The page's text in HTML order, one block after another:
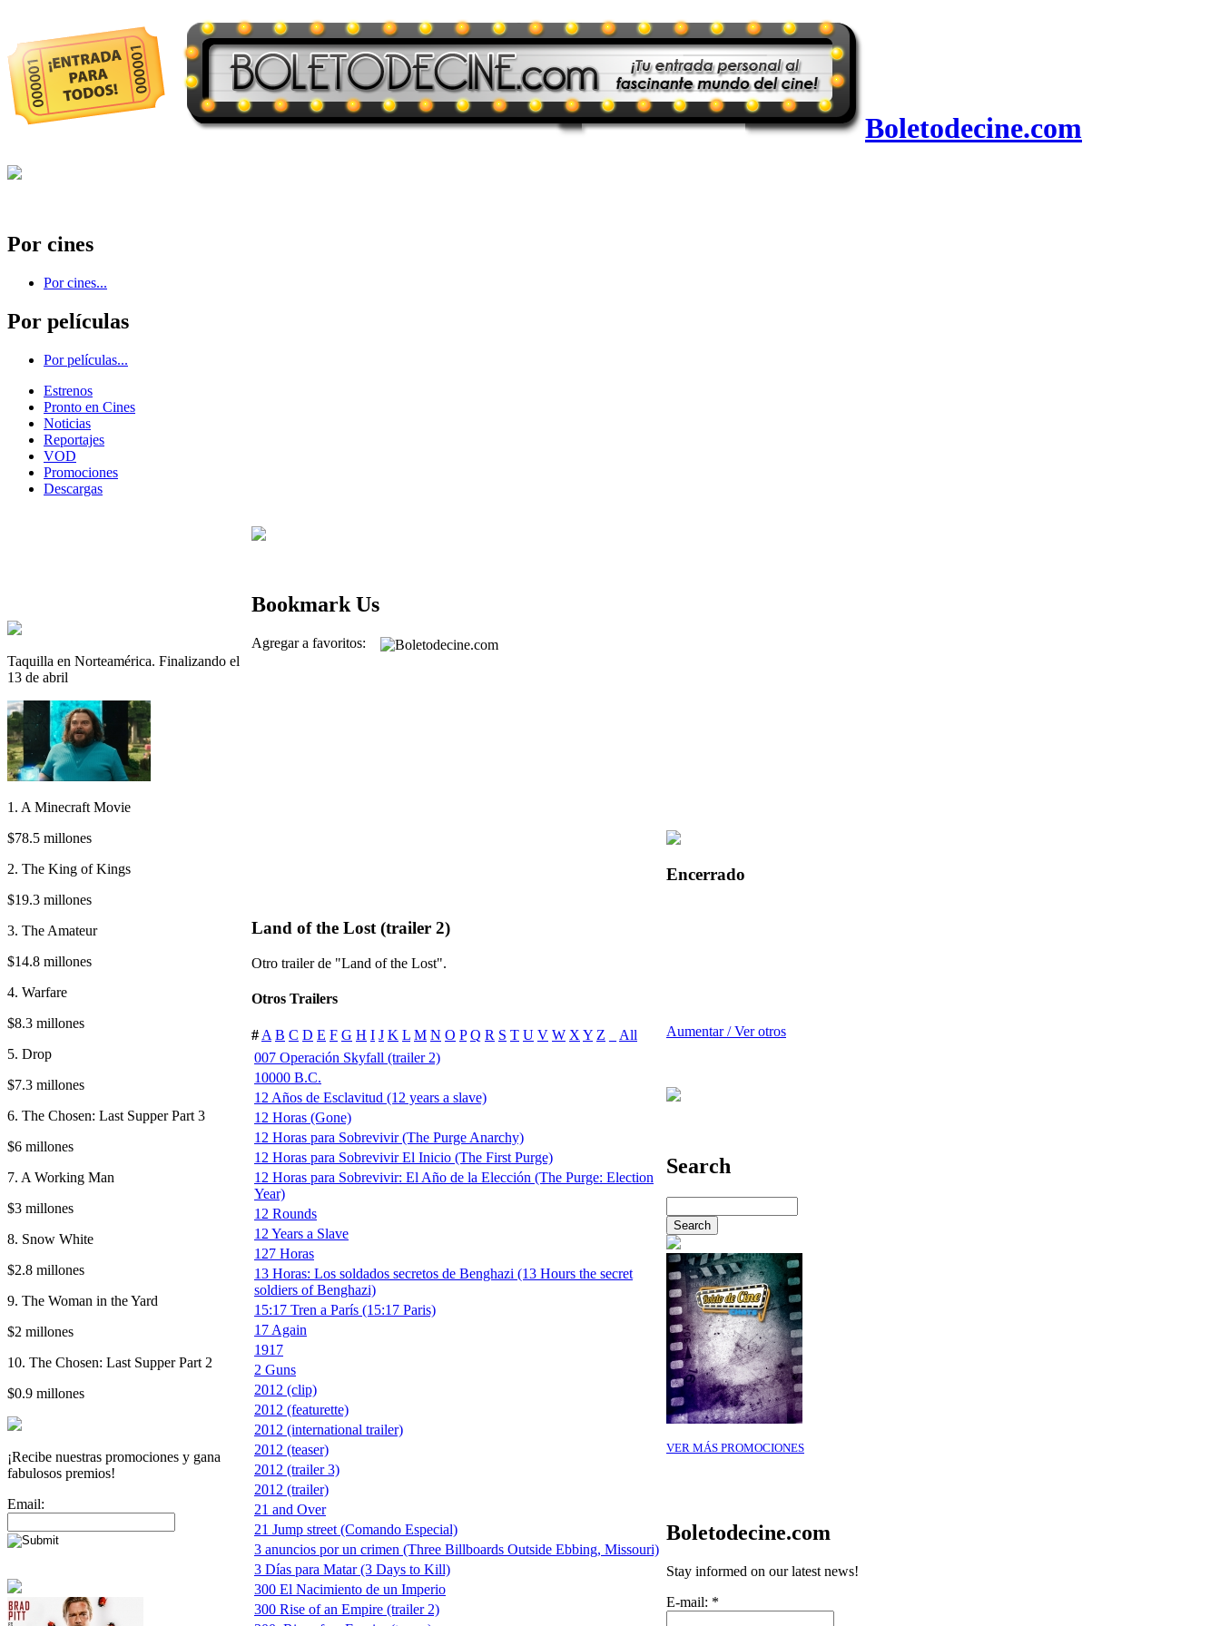
Boletodecine.com
Por cines
Por cines...
Por películas
Por películas...
Estrenos
Pronto en Cines
Noticias
Reportajes
VOD
Promociones
Descargas
Taquilla en Norteamérica. Finalizando el
13 de abril
1. A Minecraft Movie
$78.5 millones
2. The King of Kings
$19.3 millones
3. The Amateur
$14.8 millones
4. Warfare
$8.3 millones
5. Drop
$7.3 millones
6. The Chosen: Last Supper Part 3
$6 millones
7. A Working Man
$3 millones
8. Snow White
$2.8 millones
9. The Woman in the Yard
$2 millones
10. The Chosen: Last Supper Part 2
$0.9 millones
¡Recibe nuestras promociones y gana
fabulosos premios!
Email:
Bookmark Us
Agregar a favoritos:
Land of the Lost (trailer 2)
Otro trailer de "Land of the Lost".
Otros Trailers
# A B C D E F G H I J K L M N O P Q R S T U V W X Y Z
All
007 Operación Skyfall (trailer 2)
10000 B.C.
12 Años de Esclavitud (12 years a slave)
12 Horas (Gone)
12 Horas para Sobrevivir (The Purge Anarchy)
12 Horas para Sobrevivir El Inicio (The First Purge)
12 Horas para Sobrevivir: El Año de la Elección (The Purge: Election
Year)
12 Rounds
12 Years a Slave
127 Horas
13 Horas: Los soldados secretos de Benghazi (13 Hours the secret
soldiers of Benghazi)
15:17 Tren a París (15:17 Paris)
17 Again
1917
2 Guns
2012 (clip)
2012 (featurette)
2012 (international trailer)
2012 (teaser)
2012 (trailer 3)
2012 (trailer)
21 and Over
21 Jump street (Comando Especial)
3 anuncios por un crimen (Three Billboards Outside Ebbing, Missouri)
3 Días para Matar (3 Days to Kill)
300 El Nacimiento de un Imperio
300 Rise of an Empire (trailer 2)
Encerrado
Aumentar / Ver otros
Search
VER MÁS PROMOCIONES
Boletodecine.com
Stay informed on our latest news!
E-mail: *